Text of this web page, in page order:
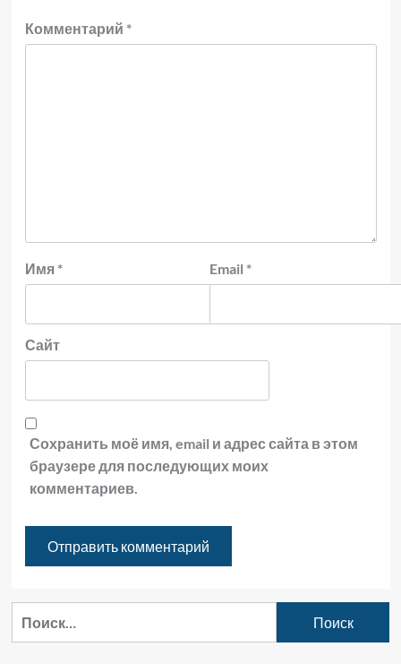
Комментарий *
Имя * Email *
Сайт
Сохранить моё имя, email и адрес сайта в этом
браузере для последующих моих
комментариев.